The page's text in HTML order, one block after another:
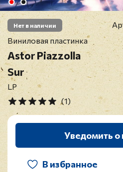
Нет в наличии
Виниловая пластинка
Astor Piazzolla
Sur
LP
(1)
Уведомить о
В избранное